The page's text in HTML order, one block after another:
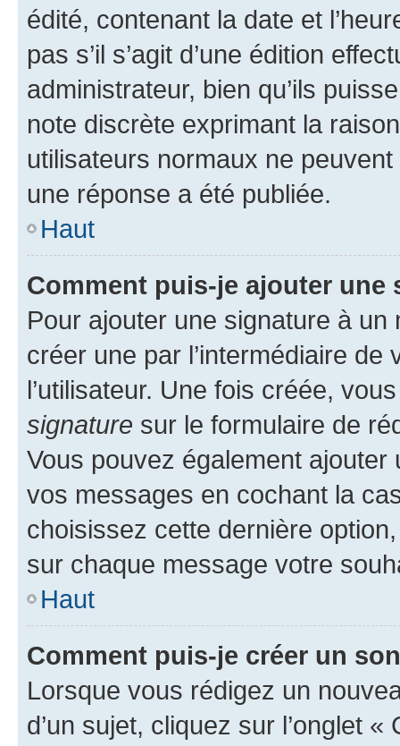
édité, contenant la date et
pas s’il s’agit d’une édition
administrateur, bien qu’ils
note discrète exprimant la
utilisateurs normaux ne
une réponse a été publiée.
Haut
Comment puis-je ajouter une
Pour ajouter une signature à un
créer une par l’intermédiaire
l’utilisateur. Une fois créée,
signature sur le formulaire de
Vous pouvez également
vos messages en cochant la
choisissez cette dernière
sur chaque message votre
Haut
Comment puis-je créer un
Lorsque vous rédigez un
d’un sujet, cliquez sur l’onglet